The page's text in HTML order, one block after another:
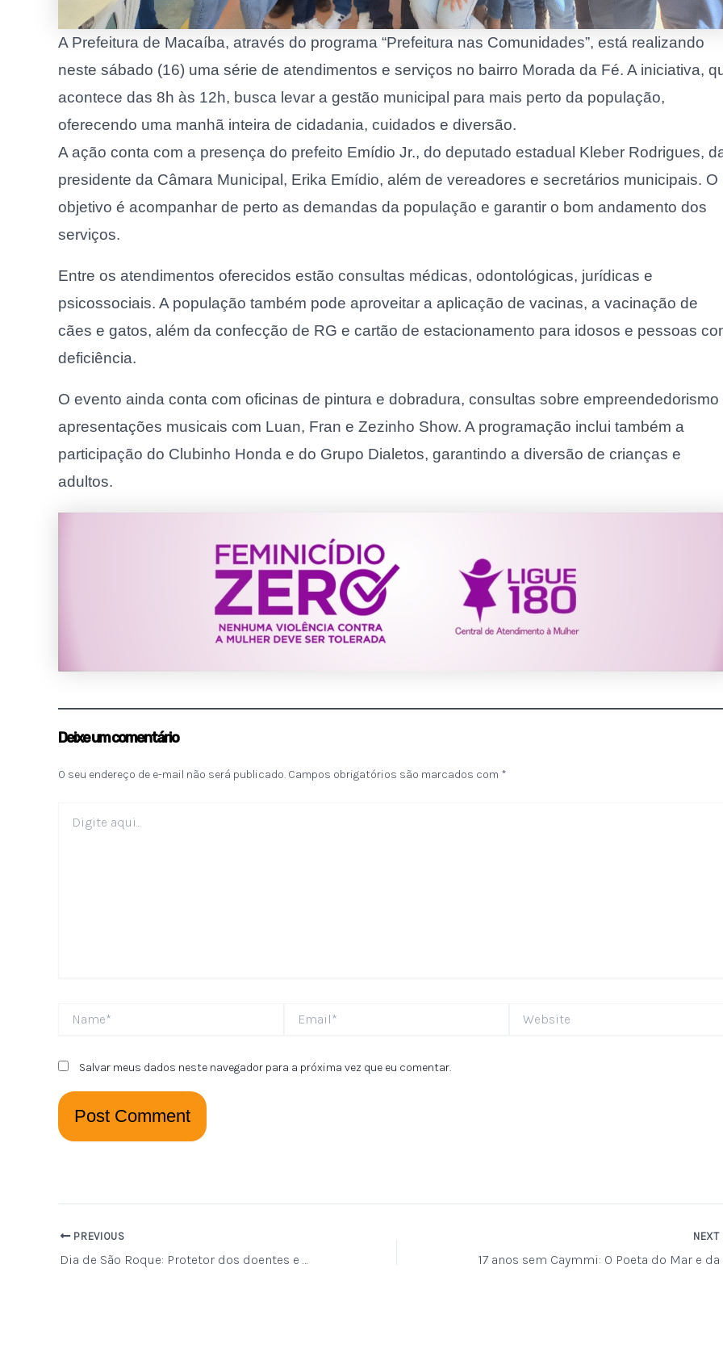
A Prefeitura de Macaíba, através do programa “Prefeitura nas Comunidades”, está realizando
neste sábado (16) uma série de atendimentos e serviços no bairro Morada da Fé. A iniciativa,
acontece das 8h às 12h, busca levar a gestão municipal para mais perto da população,
oferecendo uma manhã inteira de cidadania, cuidados e diversão.
A ação conta com a presença do prefeito Emídio Jr., do deputado estadual Kleber Rodrigues,
presidente da Câmara Municipal, Erika Emídio, além de vereadores e secretários municipais. O
objetivo é acompanhar de perto as demandas da população e garantir o bom andamento dos
serviços.
Entre os atendimentos oferecidos estão consultas médicas, odontológicas, jurídicas e
psicossociais. A população também pode aproveitar a aplicação de vacinas, a vacinação de
cães e gatos, além da confecção de RG e cartão de estacionamento para idosos e pessoas
deficiência.
O evento ainda conta com oficinas de pintura e dobradura, consultas sobre empreendedorismo
apresentações musicais com Luan, Fran e Zezinho Show. A programação inclui também a
participação do Clubinho Honda e do Grupo Dialetos, garantindo a diversão de crianças e
adultos.
Deixe um comentário
O seu endereço de e-mail não será publicado. Campos obrigatórios são marcados com *
aqui...
Salvar meus dados neste navegador para a próxima vez que eu comentar.
PREVIOUS
Dia de São Roque: Protetor dos doentes e peregrinos
NEXT